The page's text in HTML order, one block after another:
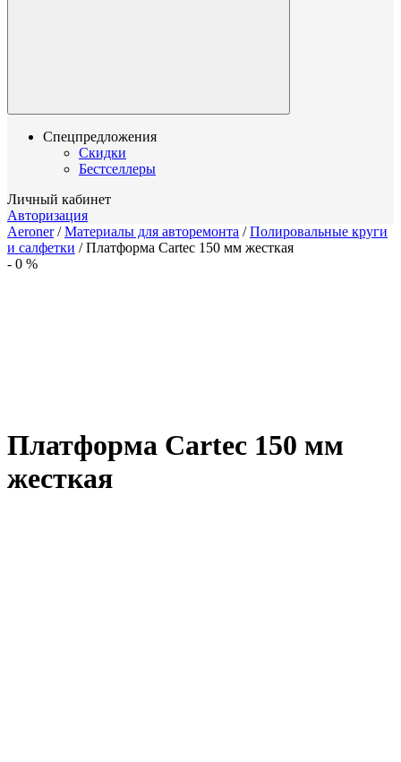
Спецпредложения
Скидки
Бестселлеры
Личный кабинет
Авторизация
Aeroner/Материалы для авторемонта /Полировальные круги
и салфетки /Платформа Cartec 150 мм жесткая
- 0 %
Платформа Cartec 150 мм
жесткая